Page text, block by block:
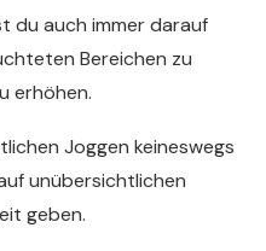
du auch immer darauf
Bereichen zu
erhöhen.
Joggen keineswegs
unübersichtlichen
geben.